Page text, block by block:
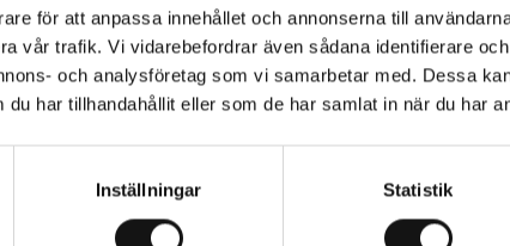
för att anpassa innehållet och annonserna till
vår trafik. Vi vidarebefordrar även sådana identifierare
och analysföretag som vi samarbetar med. Dessa
du har tillhandahållit eller som de har samlat in när du har
Inställningar Statistik
124 kr 149 kr
Köp
136 kr 179 kr
Köp